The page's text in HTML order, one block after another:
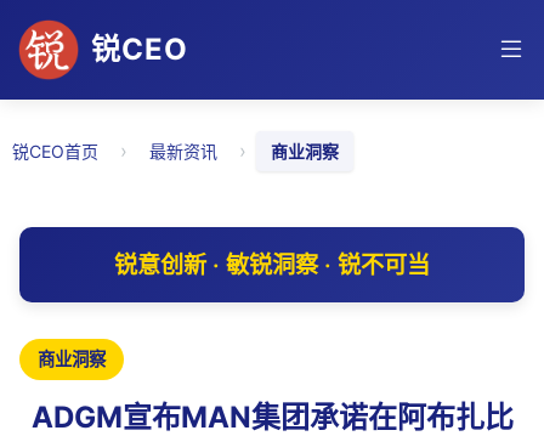
锐CEO
锐CEO首页 › 最新资讯 › 商业洞察
锐意创新 · 敏锐洞察 · 锐不可当
商业洞察
ADGM宣布MAN集团承诺在阿布扎比